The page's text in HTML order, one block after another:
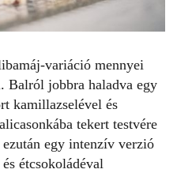
variáció mennyei
Balról jobbra haladva egy
kamillazselével és
tekert testvére
egy intenzív verzió
étcsokoládéval